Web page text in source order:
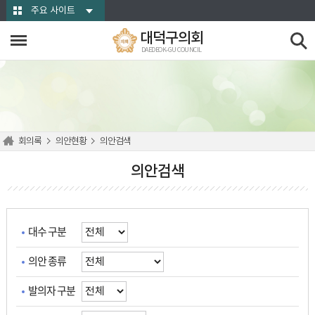
본문바로가기주요 사이트
대덕구의회
DAEDEOK-GU COUNCIL
회의록 의안현황 의안검색
의안검색
대수 구분
의안 종류
발의자 구분